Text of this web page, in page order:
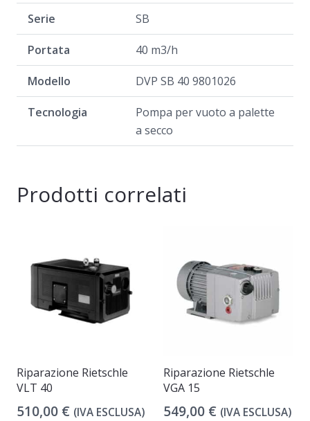
Serie SB
Portata 40 m3/h
Modello DVP SB 40 9801026
Tecnologia
Pompa per vuoto a palette
a secco
Prodotti correlati
Riparazione Rietschle
VLT 40
510,00 € (IVA ESCLUSA)
Riparazione Rietschle
VGA 15
549,00 € (IVA ESCLUSA)